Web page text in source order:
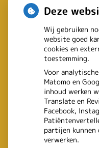
weekend
heup- en
Een recept
waarom
het park
Deze
Wij gebruiken
website goed
cookies en
toestemming.
Voor
Matomo en
inhoud werken
Translate en
Facebook,
partijen kunnen
verwerken.